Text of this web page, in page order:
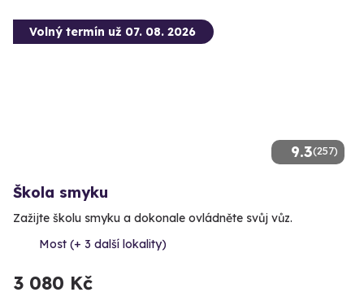
9.3(257)
Volný termín už 07. 08. 2026
Škola smyku
Zažijte školu smyku a dokonale ovládněte svůj vůz.
Most (+ 3 další lokality)
3 080 Kč